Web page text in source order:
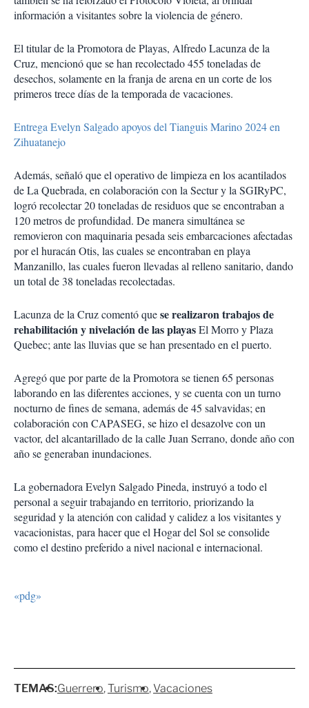
información a visitantes sobre la violencia de género.
El titular de la Promotora de Playas, Alfredo Lacunza de la
Cruz, mencionó que se han recolectado 455 toneladas de
desechos, solamente en la franja de arena en un corte de los
primeros trece días de la temporada de vacaciones.
Entrega Evelyn Salgado apoyos del Tianguis Marino 2024 en
Zihuatanejo
Además, señaló que el operativo de limpieza en los acantilados
de La Quebrada, en colaboración con la Sectur y la SGIRyPC,
logró recolectar 20 toneladas de residuos que se encontraban a
120 metros de profundidad. De manera simultánea se
removieron con maquinaria pesada seis embarcaciones afectadas
por el huracán Otis, las cuales se encontraban en playa
Manzanillo, las cuales fueron llevadas al relleno sanitario, dando
un total de 38 toneladas recolectadas.
Lacunza de la Cruz comentó quese realizaron trabajos de
rehabilitación y nivelación de las playasEl Morro y Plaza
Quebec; ante las lluvias que se han presentado en el puerto.
Agregó que por parte de la Promotora se tienen 65 personas
laborando en las diferentes acciones, y se cuenta con un turno
nocturno de fines de semana, además de 45 salvavidas; en
colaboración con CAPASEG, se hizo el desazolve con un
vactor, del alcantarillado de la calle Juan Serrano, donde año con
año se generaban inundaciones.
La gobernadora Evelyn Salgado Pineda, instruyó a todo el
personal a seguir trabajando en territorio, priorizando la
seguridad y la atención con calidad y calidez a los visitantes y
vacacionistas, para hacer que el Hogar del Sol se consolide
como el destino preferido a nivel nacional e internacional.
«pdg»
TEMAS:Guerrero Turismo Vacaciones